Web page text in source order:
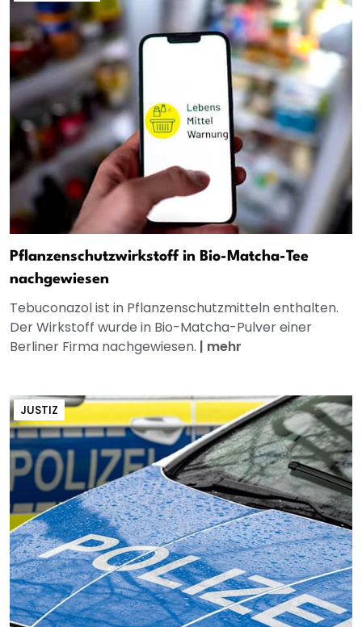
Pflanzenschutzwirkstoff in Bio-Matcha-Tee
nachgewiesen
Tebuconazol ist in Pflanzenschutzmitteln enthalten.
Der Wirkstoff wurde in Bio-Matcha-Pulver einer
Berliner Firma nachgewiesen. | mehr
JUSTIZ